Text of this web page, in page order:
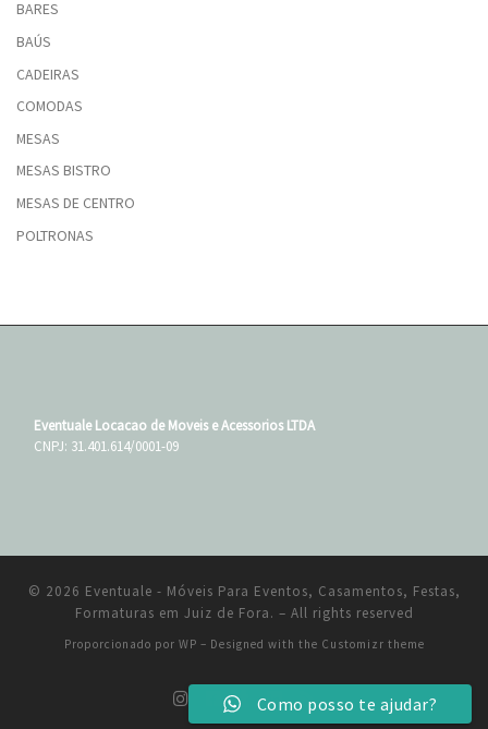
BARES
BAÚS
CADEIRAS
COMODAS
MESAS
MESAS BISTRO
MESAS DE CENTRO
POLTRONAS
Eventuale Locacao de Moveis e Acessorios LTDA
CNPJ: 31.401.614/0001-09
© 2026 Eventuale - Móveis Para Eventos, Casamentos, Festas,
Formaturas em Juiz de Fora. – All rights reserved
Proporcionado por WP – Designed with the Customizr theme
Como posso te ajudar?